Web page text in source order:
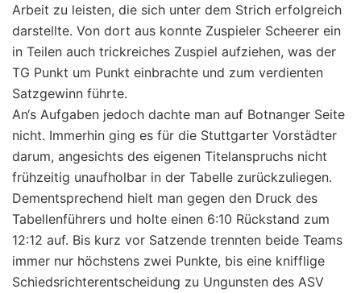
Arbeit zu leisten, die sich unter dem Strich erfolgreich
darstellte. Von dort aus konnte Zuspieler Scheerer ein
in Teilen auch trickreiches Zuspiel aufziehen, was der
TG Punkt um Punkt einbrachte und zum verdienten
Satzgewinn führte.
An‘s Aufgaben jedoch dachte man auf Botnanger Seite
nicht. Immerhin ging es für die Stuttgarter Vorstädter
darum, angesichts des eigenen Titelanspruchs nicht
frühzeitig unaufholbar in der Tabelle zurückzuliegen.
Dementsprechend hielt man gegen den Druck des
Tabellenführers und holte einen 6:10 Rückstand zum
12:12 auf. Bis kurz vor Satzende trennten beide Teams
immer nur höchstens zwei Punkte, bis eine knifflige
Schiedsrichterentscheidung zu Ungunsten des ASV